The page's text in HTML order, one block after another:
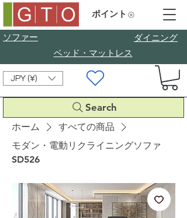
ソファー
​ダイニング
ベッド・マットレス
JPY (¥)
Search
ポイント
ホーム
すべての商品
モダン・電動リクライニングソファ
SD526